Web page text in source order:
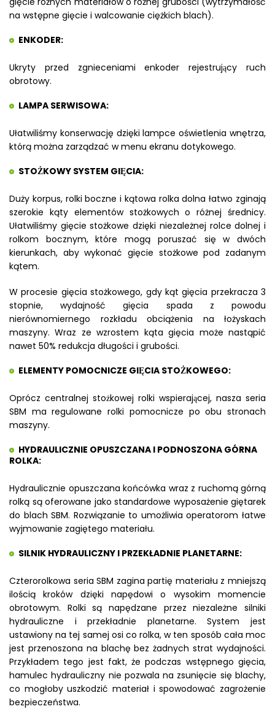
na wstępne gięcie i walcowanie ciężkich blach).
ENKODER:
Ukryty przed zgnieceniami enkoder rejestrujący ruch
obrotowy.
LAMPA SERWISOWA:
Ułatwiliśmy konserwację dzięki lampce oświetlenia wnętrza,
którą można zarządzać w menu ekranu dotykowego.
STOŻKOWY SYSTEM GIĘCIA:
Duży korpus, rolki boczne i kątowa rolka dolna łatwo zginają
szerokie kąty elementów stożkowych o różnej średnicy.
Ułatwiliśmy gięcie stożkowe dzięki niezależnej rolce dolnej i
rolkom bocznym, które mogą poruszać się w dwóch
kierunkach, aby wykonać gięcie stożkowe pod zadanym
kątem.
W procesie gięcia stożkowego, gdy kąt gięcia przekracza 3
stopnie, wydajność gięcia spada z powodu
nierównomiernego rozkładu obciążenia na łożyskach
maszyny. Wraz ze wzrostem kąta gięcia może nastąpić
nawet 50% redukcja długości i grubości.
ELEMENTY POMOCNICZE GIĘCIA STOŻKOWEGO:
Oprócz centralnej stożkowej rolki wspierającej, nasza seria
SBM ma regulowane rolki pomocnicze po obu stronach
maszyny.
HYDRAULICZNIE OPUSZCZANA I PODNOSZONA GÓRNA
ROLKA:
Hydraulicznie opuszczana końcówka wraz z ruchomą górną
rolką są oferowane jako standardowe wyposażenie giętarek
do blach SBM. Rozwiązanie to umożliwia operatorom łatwe
wyjmowanie zagiętego materiału.
SILNIK HYDRAULICZNY I PRZEKŁADNIE PLANETARNE:
Czterorolkowa seria SBM zagina partię materiału z mniejszą
ilością kroków dzięki napędowi o wysokim momencie
obrotowym. Rolki są napędzane przez niezależne silniki
hydrauliczne i przekładnie planetarne. System jest
ustawiony na tej samej osi co rolka, w ten sposób cała moc
jest przenoszona na blachę bez żadnych strat wydajności.
Przykładem tego jest fakt, że podczas wstępnego gięcia,
hamulec hydrauliczny nie pozwala na zsunięcie się blachy,
co mogłoby uszkodzić materiał i spowodować zagrożenie
bezpieczeństwa.